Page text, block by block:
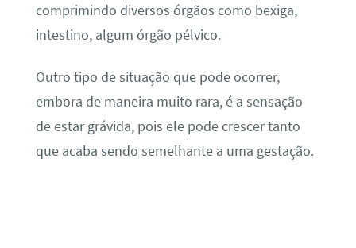
comprimindo diversos órgãos como bexiga,
intestino, algum órgão pélvico.
Outro tipo de situação que pode ocorrer,
embora de maneira muito rara, é a sensação
de estar grávida, pois ele pode crescer tanto
que acaba sendo semelhante a uma gestação.